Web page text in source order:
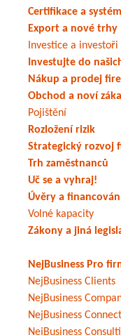
Certifikace a
Export a nové trhy
Investice a investoři
Investujte do
Nákup a prodej
Obchod a noví
Pojištění
Rozložení rizik
Strategický rozvoj
Trh zaměstnanců
Uč se a vyhraj!
Úvěry a
Volné kapacity
Zákony a jiná
NejBusiness Pro
NejBusiness Clients
NejBusiness
NejBusiness
NejBusiness